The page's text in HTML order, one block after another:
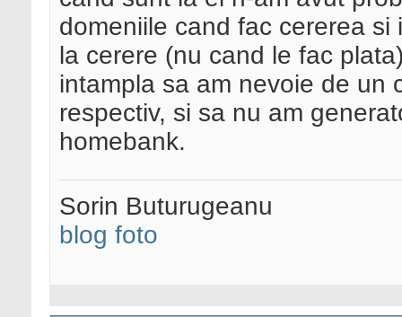
domeniile cand fac cererea
la cerere (nu cand le fac
intampla sa am nevoie de un
respectiv, si sa nu am
homebank.
Sorin Buturugeanu
blog foto